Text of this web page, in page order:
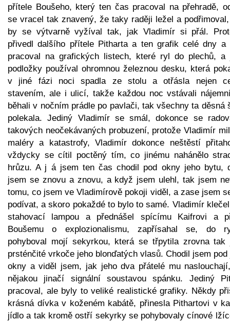
přítele Boušeho, který ten čas pracoval na přehradě,
se vracel tak znavený, že taky raději ležel a
by se výtvarně vyžíval tak, jak Vladimír si přál.
přivedl dalšího přítele Pitharta a ten grafik celé dny a
pracoval na grafických listech, které ryl do plechů, a
podložky používal ohromnou železnou desku, která
v jiné fázi noci spadla ze stolu a otřásla nejen
stavením, ale i ulicí, takže každou noc vstávali
běhali v nočním prádle po pavlači, tak všechny ta děsná
polekala. Jediný Vladimír se smál, dokonce se
takových neočekávaných probuzení, protože Vladimír
maléry a katastrofy, Vladimír dokonce neštěstí
vždycky se cítil poctěný tím, co jinému nahánělo
hrůzu. A j á jsem ten čas chodil pod okny jeho bytu,
jsem se znovu a znovu, a když jsem ulehl, tak jsem
tomu, co jsem ve Vladimírově pokoji viděl, a zase jsem
podívat, a skoro pokaždé to bylo to samé. Vladimír
stahovací lampou a přednášel spícímu Kaifrovi a
Boušemu o explozionalismu, zapřísahal se, do
pohyboval mojí sekyrkou, která se třpytila zrovna tak
prsténčité vrkoče jeho blonďatých vlasů. Chodil jsem pod
okny a viděl jsem, jak jeho dva přátelé mu
nějakou jinačí signální soustavou spánku. Jediný
pracoval, ale byly to veliké realistické grafiky. Někdy
krásná dívka v koženém kabátě, přinesla Pithartovi v
jídlo a tak kromě ostří sekyrky se pohybovaly cínové